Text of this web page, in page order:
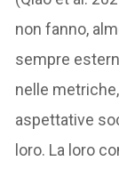
non fanno,
sempre
nelle
aspettative
loro. La loro